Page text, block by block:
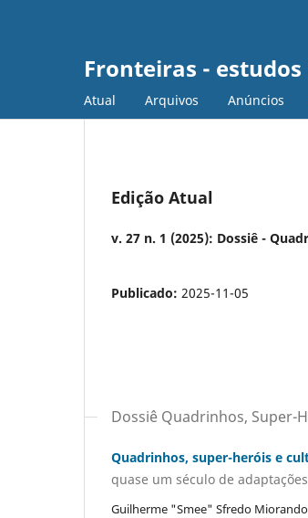
Fronteiras -
Atual Arquivos Anúncios
Edição Atual
v. 27 n. 1 (2025): Dossiê -
Publicado: 2025-11-05
Dossiê Quadrinhos, Super-
Quadrinhos, super-heróis e
quase um século de
Guilherme "Smee" Sfredo